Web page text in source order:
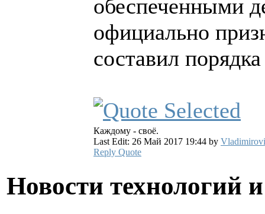
обеспеченными
официально
составил
Каждому - своё.
Last Edit: 26 Май 2017 19:44 by
Reply Quote
Новости технологий